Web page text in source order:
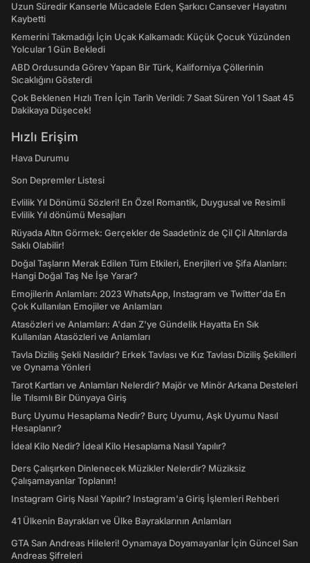
Uzun Süredir Kanserle Mücadele Eden Şarkıcı Cansever Hayatını
Kaybetti
Kemerini Takmadığı İçin Uçak Kalkamadı: Küçük Çocuk Yüzünden
Yolcular 1 Gün Bekledi
ABD Ordusunda Görev Yapan Bir Türk, Kaliforniya Çöllerinin
Sıcaklığını Gösterdi
Çok Beklenen Hızlı Tren İçin Tarih Verildi: 7 Saat Süren Yol 1 Saat 45
Dakikaya Düşecek!
Hızlı Erişim
Hava Durumu
Son Depremler Listesi
Evlilik Yıl Dönümü Sözleri! En Özel Romantik, Duygusal ve Resimli
Evlilik Yıl dönümü Mesajları
Rüyada Altın Görmek: Gerçekler de Saadetiniz de Çil Çil Altınlarda
Saklı Olabilir!
Doğal Taşların Merak Edilen Tüm Etkileri, Enerjileri ve Şifa Alanları:
Hangi Doğal Taş Ne İşe Yarar?
Emojilerin Anlamları: 2023 WhatsApp, Instagram ve Twitter'da En
Çok Kullanılan Emojiler ve Anlamları
Atasözleri ve Anlamları: A'dan Z'ye Gündelik Hayatta En Sık
Kullanılan Atasözleri ve Anlamları
Tavla Diziliş Şekli Nasıldır? Erkek Tavlası ve Kız Tavlası Diziliş Şekilleri
ve Oynama Yönleri
Tarot Kartları ve Anlamları Nelerdir? Majör ve Minör Arkana Desteleri
İle Tılsımlı Bir Dünyaya Giriş
Burç Uyumu Hesaplama Nedir? Burç Uyumu, Aşk Uyumu Nasıl
Hesaplanır?
İdeal Kilo Nedir? İdeal Kilo Hesaplama Nasıl Yapılır?
Ders Çalışırken Dinlenecek Müzikler Nelerdir? Müziksiz
Çalışamayanlar Toplanın!
Instagram Giriş Nasıl Yapılır? Instagram'a Giriş İşlemleri Rehberi
41 Ülkenin Bayrakları ve Ülke Bayraklarının Anlamları
GTA San Andreas Hileleri! Oynamaya Doyamayanlar İçin Güncel San
Andreas Şifreleri